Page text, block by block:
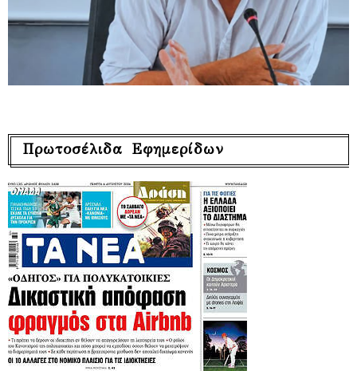
Πρωτοσέλιδα Εφημερίδων